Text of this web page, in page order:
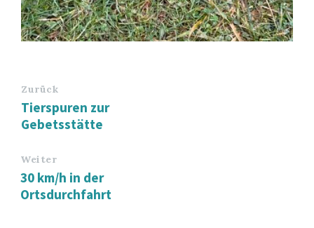
Zurück
Tierspuren zur
Gebetsstätte
Weiter
30 km/h in der
Ortsdurchfahrt